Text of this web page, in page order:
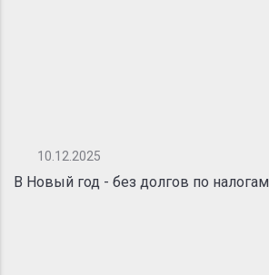
10.12.2025
В Новый год - без долгов по